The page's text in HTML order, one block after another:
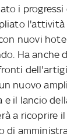
i progressi
nuovi
Ha anche
nuovo
il lancio
a ricoprire
di